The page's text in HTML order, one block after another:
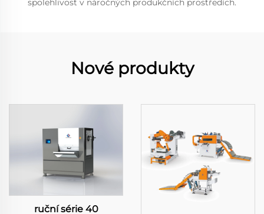
spolehlivost v náročných produkčních prostředích.
Nové produkty
ruční série 40